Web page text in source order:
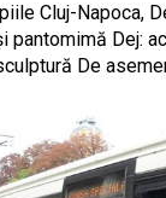
Cluj-Napoca,
pantomimă Dej:
De